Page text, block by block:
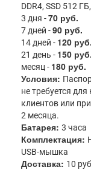
DDR4, SSD 512
3 дня -70 руб.
7 дней -90 руб.
14 дней - 120 руб.
21 день - 150 руб.
месяц - 180 руб.
Условия:
не требуется
клиентов или
2 месяца.
Батарея: 3 часа
Комплектация:
USB-мышка
Доставка: 10